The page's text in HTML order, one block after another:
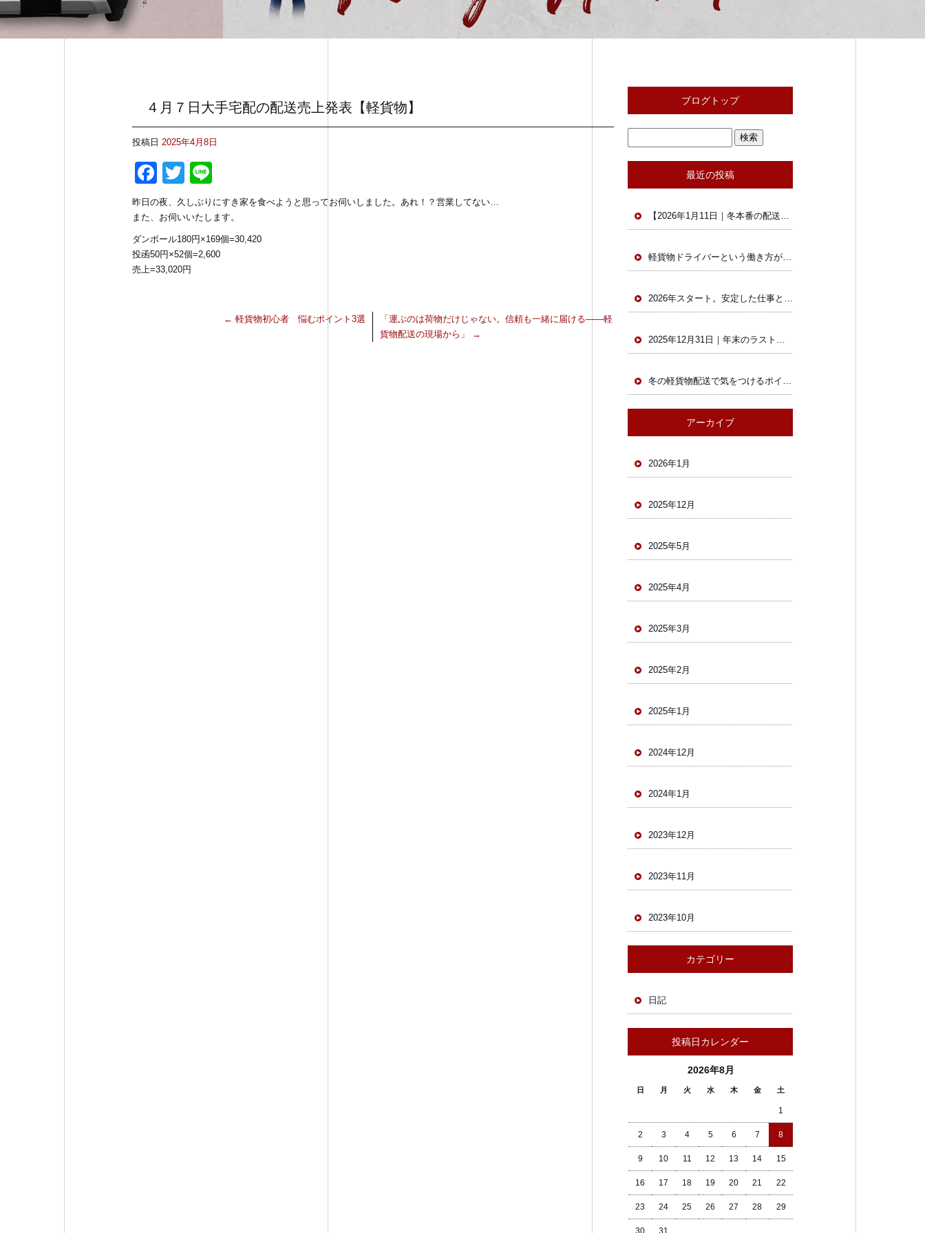
４月７日大手宅配の配送売上発表【軽貨物】
投稿日 2025年4月8日
F
a
c
e
b
o
T
wi
tt
er
n
e
昨日の夜、久しぶりにすき家を食べようと思ってお伺いしました。あれ！？営業してない…
また、お伺いいたします。
ダンボール180円×169個=30,420
投函50円×52個=2,600
売上=33,020円
← 軽貨物初心者 悩むポイント3選
「運ぶのは荷物だけじゃない。信頼も一緒に届ける――軽
貨物配送の現場から」
→
ブログトップ
最近の投稿
【2026年1月11日｜冬本番の配送現場と軽貨物の今】
軽貨物ドライバーという働き方が、今あらためて選ばれています。
2026年スタート。安定した仕事と安全な環境で一緒に働きませんか？
2025年12月31日｜年末のラストスパート！配送最終日も元気に稼働中
冬の軽貨物配送で気をつけるポイントとは？未経験ドライバーも安心の安全対策｜ ホック株式会社
アーカイブ
2026年1月
2025年12月
2025年5月
2025年4月
2025年3月
2025年2月
2025年1月
2024年12月
2024年1月
2023年12月
2023年11月
2023年10月
カテゴリー
日記
投稿日カレンダー
2026年8月
日 月 火 水 木 金 土
1
2 3 4 5 6 7 8
9 10 11 12 13 14 15
16 17 18 19 20 21 22
23 24 25 26 27 28 29
30 31